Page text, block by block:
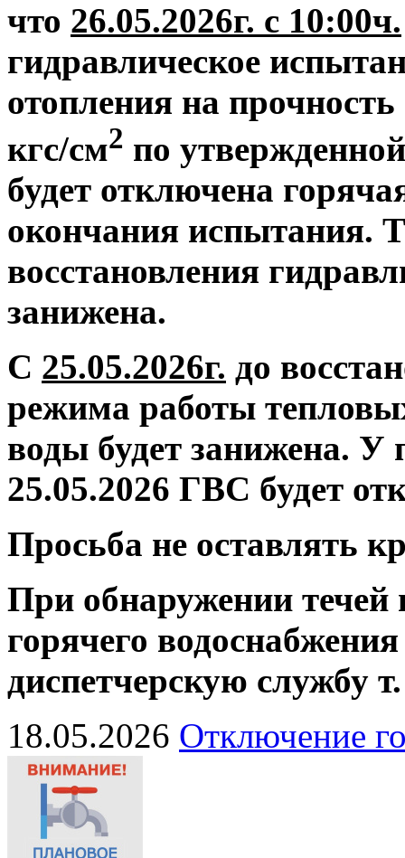
что 26.05.2026г. с 10:00ч.
гидравлическое
отопления на
кгс/см2 по
будет отключена
окончания испытания.
восстановления
занижена.
С 25.05.2026г. до
режима работы
воды будет занижена. У
25.05.2026 ГВС будет
Просьба не оставлять
При обнаружении течей
горячего
диспетчерскую службу
18.05.2026 Отключение